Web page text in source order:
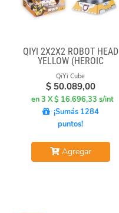
QIYI 2X2X2 ROBOT HEAD
YELLOW (HEROIC
LEADER)
QiYi Cube
$ 50.089,00
en 3 X $ 16.696,33 s/int
¡Sumás 1284
puntos!
Agregar